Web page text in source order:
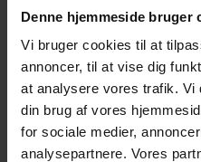
Denne hjemmeside bruger
Vi bruger cookies til at
annoncer, til at vise dig
at analysere vores trafik. Vi
din brug af vores
for sociale medier,
analysepartnere. Vores